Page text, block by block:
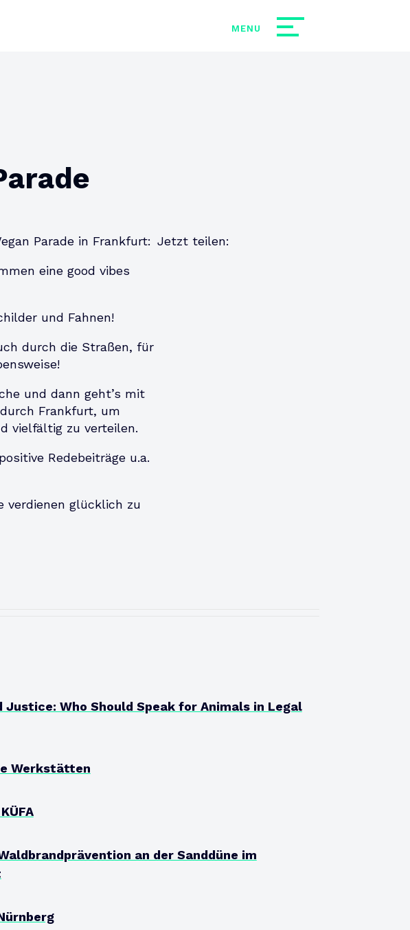
Parade in Frankfurt:
eine good vibes
und Fahnen!
durch die Straßen, für
und dann geht’s mit
Frankfurt, um
vielfältig zu verteilen.
Redebeiträge u.a.
verdienen glücklich zu
Jetzt teilen:
Justice: Who Should Speak for Animals in Legal
Werkstätten
an der Sanddüne im